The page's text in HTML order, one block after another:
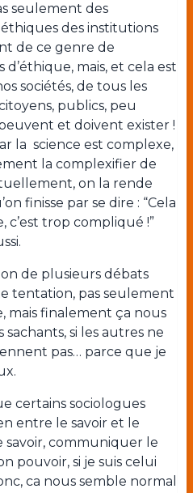
seulement des
des institutions
de ce genre de
mais, et cela est
sociétés, de tous les
publics, peu
et doivent exister !
la science est complexe,
la complexifier de
on la rende
finisse par se dire : “Cela
c’est trop compliqué !”
de plusieurs débats
tentation, pas seulement
mais finalement ça nous
si les autres ne
pas… parce que je
certains sociologues
entre le savoir et le
savoir, communiquer le
pouvoir, si je suis celui
ca nous semble normal